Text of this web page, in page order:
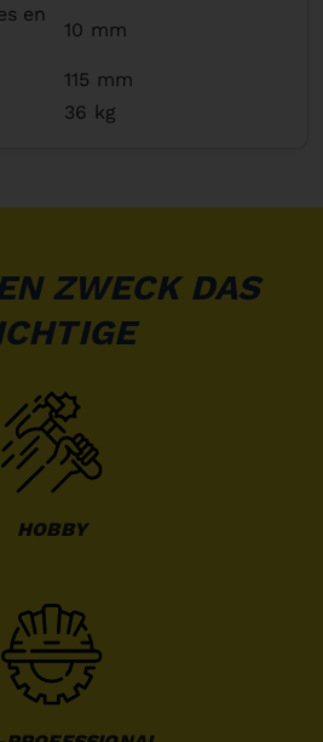
en
10 mm
115 mm
36 kg
ZWECK DAS
HOBBY